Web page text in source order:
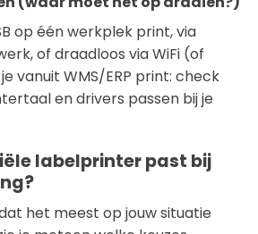
op één werkplek print, via
of draadloos via WiFi (of
vanuit WMS/ERP print: check
en drivers passen bij je
labelprinter past bij
het meest op jouw situatie